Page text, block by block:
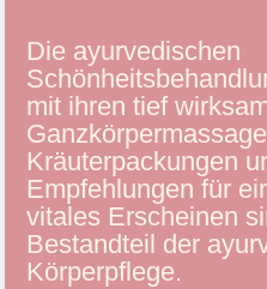
Die ayurvedischen
mit ihren tief
Kräuterpackungen
Empfehlungen für
vitales Erscheinen
Bestandteil der
Körperpflege.